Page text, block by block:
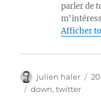
parler de
Afficher
Auteur
julien haler
Étiquettes
down,twitter